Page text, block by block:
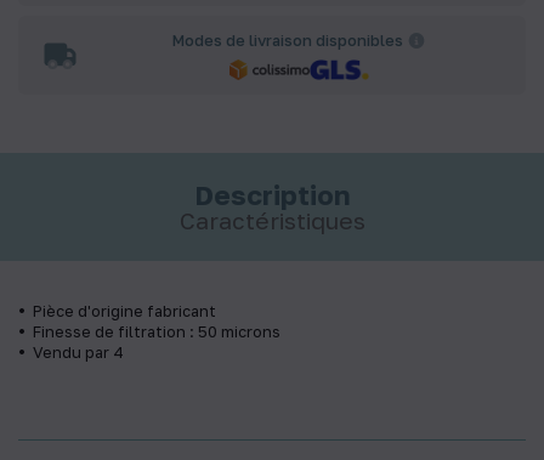
Modes de livraison disponibles
Description
Caractéristiques
Pièce d'origine fabricant
Finesse de filtration : 50 microns
Vendu par 4